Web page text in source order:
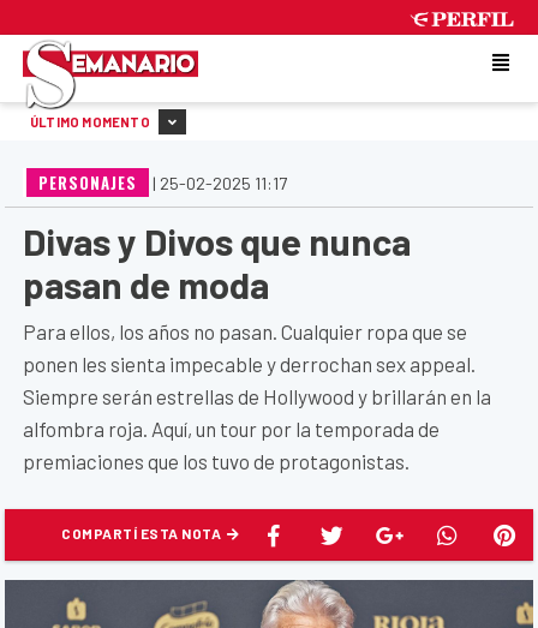
ÚLTIMO MOMENTO
PERSONAJES | 25-02-2025 11:17
Divas y Divos que nunca
pasan de moda
Para ellos, los años no pasan. Cualquier ropa que se
ponen les sienta impecable y derrochan sex appeal.
Siempre serán estrellas de Hollywood y brillarán en la
alfombra roja. Aquí, un tour por la temporada de
premiaciones que los tuvo de protagonistas.
COMPARTÍ ESTA NOTA